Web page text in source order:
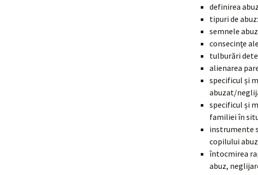
definirea
tipuri de
semnele
consecinţe
tulburări
alienarea
specificul și
abuzat/
specificul și
familiei în
instrumente
copilului
întocmirea
abuz,